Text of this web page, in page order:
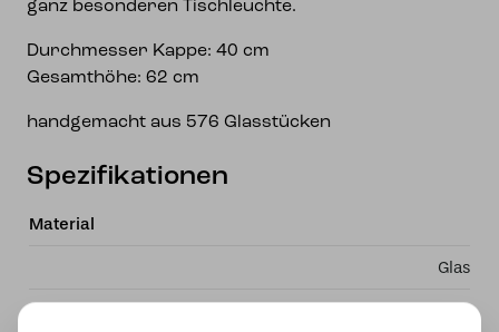
ganz besonderen Tischleuchte.
Durchmesser Kappe: 40 cm
Gesamthöhe: 62 cm
handgemacht aus 576 Glasstücken
Spezifikationen
Material
Glas
Stromversorgung